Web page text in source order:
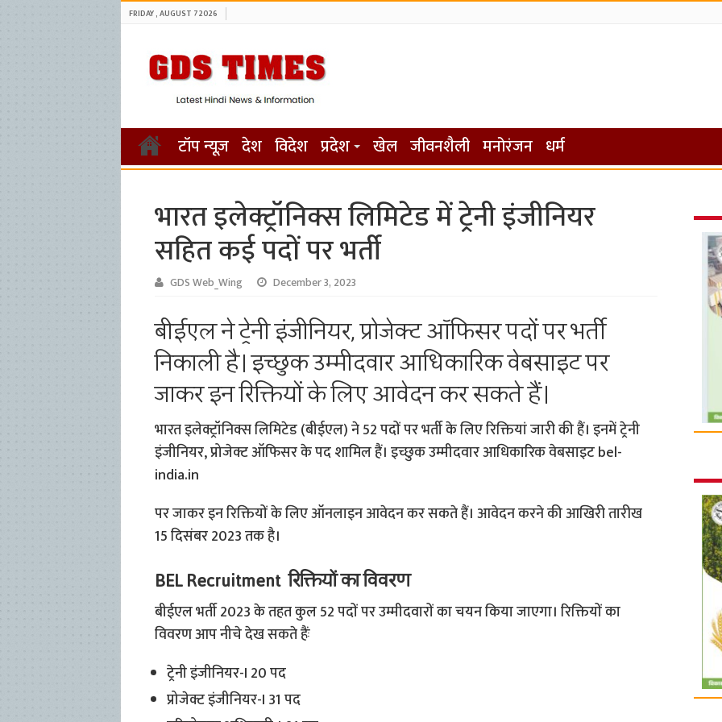
FRIDAY , AUGUST 7 2026
टॉप न्यूज़ देश विदेश प्रदेश खेल जीवनशैली मनोरंजन धर्म
भारत इलेक्ट्रॉनिक्स लिमिटेड में ट्रेनी इंजीनियर
सहित कई पदों पर भर्ती
GDS Web_Wing December 3, 2023
बीईएल ने ट्रेनी इंजीनियर, प्रोजेक्ट ऑफिसर पदों पर भर्ती
निकाली है। इच्छुक उम्मीदवार आधिकारिक वेबसाइट पर
जाकर इन रिक्तियों के लिए आवेदन कर सकते हैं।
भारत इलेक्ट्रॉनिक्स लिमिटेड (बीईएल) ने 52 पदों पर भर्ती के लिए रिक्तियां जारी की हैं। इनमें ट्रेनी
इंजीनियर, प्रोजेक्ट ऑफिसर के पद शामिल हैं। इच्छुक उम्मीदवार आधिकारिक वेबसाइट bel-
india.in
पर जाकर इन रिक्तियों के लिए ऑनलाइन आवेदन कर सकते हैं। आवेदन करने की आखिरी तारीख
15 दिसंबर 2023 तक है।
BEL Recruitment रिक्तियों का विवरण
बीईएल भर्ती 2023 के तहत कुल 52 पदों पर उम्मीदवारों का चयन किया जाएगा। रिक्तियों का
विवरण आप नीचे देख सकते हैंः
ट्रेनी इंजीनियर-I 20 पद
प्रोजेक्ट इंजीनियर-I 31 पद